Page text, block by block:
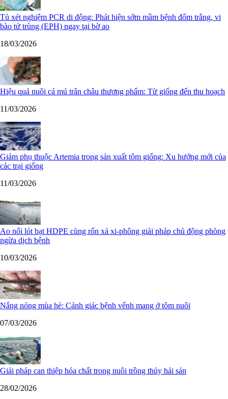
Tủ xét nghiệm PCR di động: Phát hiện sớm mầm bệnh đốm trắng, vi
bào tử trùng (EPH) ngay tại bờ ao
18/03/2026
Hiệu quả nuôi cá mú trân châu thương phẩm: Từ giống đến thu hoạch
11/03/2026
Giảm phụ thuộc Artemia trong sản xuất tôm giống: Xu hướng mới của
các trại giống
11/03/2026
Ao nổi lót bạt HDPE cùng rốn xả xi-phông giải pháp chủ động phòng
ngừa dịch bệnh
10/03/2026
Nắng nóng mùa hè: Cảnh giác bệnh vểnh mang ở tôm nuôi
07/03/2026
Giải pháp can thiệp hóa chất trong nuôi trồng thủy hải sản
28/02/2026